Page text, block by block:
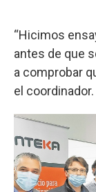
“Hicimos
antes de que
a comprobar
el coordinador.